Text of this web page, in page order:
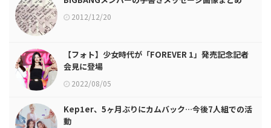
2012/12/20
【フォト】少女時代が「FOREVER 1」発売記念記者
会見に登場
2022/08/05
Kep1er、5ヶ月ぶりにカムバック…今後7人組での活
動